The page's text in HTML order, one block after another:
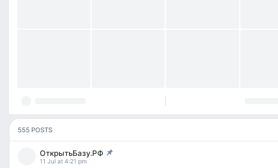
555 POSTS
ОткрытьБазу.РФ
post pinned
11 Jul at 4:21 pm